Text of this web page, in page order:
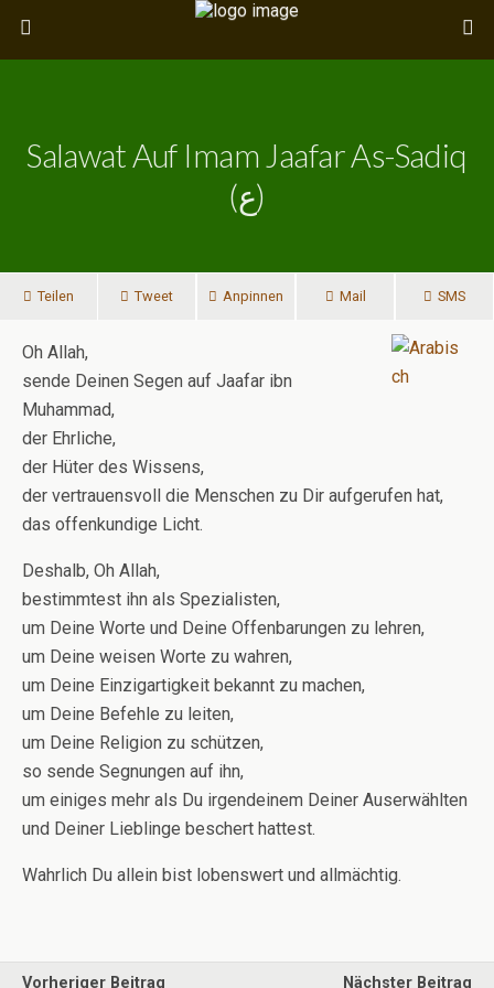
Salawat Auf Imam Jaafar As-Sadiq
(ع)
Teilen Tweet Anpinnen Mail SMS
Oh Allah,
sende Deinen Segen auf Jaafar ibn
Muhammad,
der Ehrliche,
der Hüter des Wissens,
der vertrauensvoll die Menschen zu Dir aufgerufen hat,
das offenkundige Licht.
Deshalb, Oh Allah,
bestimmtest ihn als Spezialisten,
um Deine Worte und Deine Offenbarungen zu lehren,
um Deine weisen Worte zu wahren,
um Deine Einzigartigkeit bekannt zu machen,
um Deine Befehle zu leiten,
um Deine Religion zu schützen,
so sende Segnungen auf ihn,
um einiges mehr als Du irgendeinem Deiner Auserwählten
und Deiner Lieblinge beschert hattest.
Wahrlich Du allein bist lobenswert und allmächtig.
Vorheriger Beitrag Nächster Beitrag